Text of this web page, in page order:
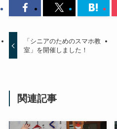
「シニアのためのスマホ教
室」を開催しました！
関連記事